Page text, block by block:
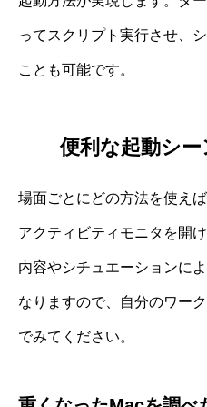
ってスクリプト実行させ、
ことも可能です。
便利な起動シ
場面ごとにどの方法を使え
アクティビティモニタを開
内容やシチュエーションに
なりますので、自分のワー
でみてください。